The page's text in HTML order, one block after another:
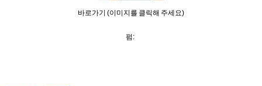
바로가기 (이미지를 클릭해 주세요)
펌: